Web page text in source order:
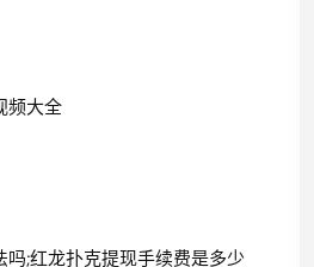
频大全
;红龙扑克提现手续费是多少